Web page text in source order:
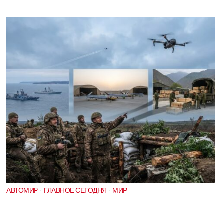
АВТОМИР · ГЛАВНОЕ СЕГОДНЯ · МИР